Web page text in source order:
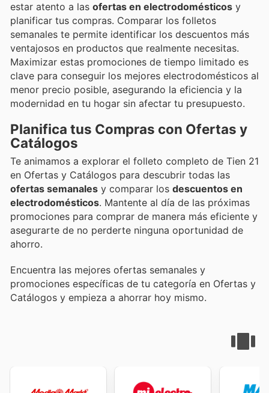
estar atento a las ofertas en electrodomésticos y
planificar tus compras. Comparar los folletos
semanales te permite identificar los descuentos más
ventajosos en productos que realmente necesitas.
Maximizar estas promociones de tiempo limitado es
clave para conseguir los mejores electrodomésticos al
menor precio posible, asegurando la eficiencia y la
modernidad en tu hogar sin afectar tu presupuesto.
Planifica tus Compras con Ofertas y
Catálogos
Te animamos a explorar el folleto completo de Tien 21
en Ofertas y Catálogos para descubrir todas las
ofertas semanales y comparar los descuentos en
electrodomésticos. Mantente al día de las próximas
promociones para comprar de manera más eficiente y
asegurarte de no perderte ninguna oportunidad de
ahorro.
Encuentra las mejores ofertas semanales y
promociones específicas de tu categoría en Ofertas y
Catálogos y empieza a ahorrar hoy mismo.